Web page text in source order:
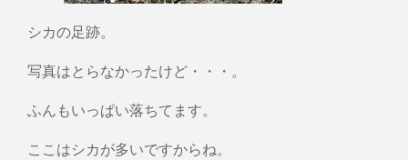
シカの足跡。
写真はとらなかったけど・・・。
ふんもいっぱい落ちてます。
ここはシカが多いですからね。